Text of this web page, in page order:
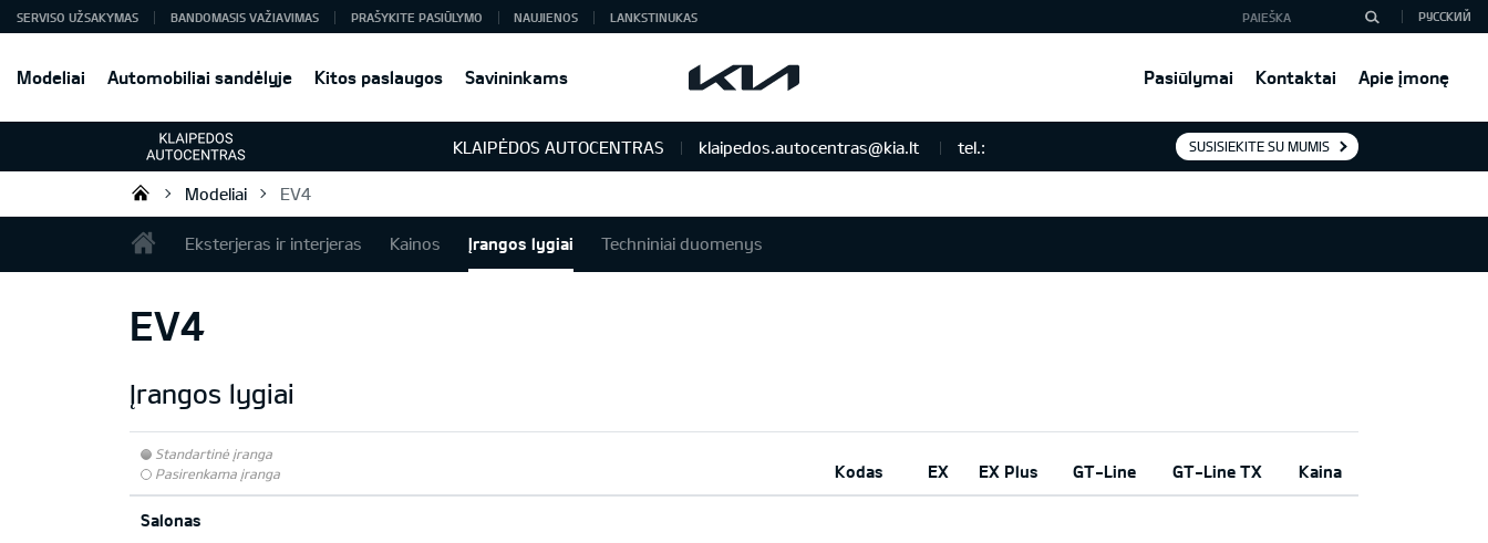
Modeliai Automobiliai sandėlyje Kitos paslaugos Savininkams Pasiūlymai Kontaktai Apie įmonę
SERVISO UŽSAKYMAS BANDOMASIS VAŽIAVIMAS PRAŠYKITE PASIŪLYMO NAUJIENOS LANKSTINUKAS РУССКИЙ
KLAIPĖDOS AUTOCENTRAS klaipedos.autocentras@kia.lt tel.: SUSISIEKITE SU MUMIS
Klaipėdos Autocentras
Modeliai EV4
Eksterjeras ir interjeras Kainos Įrangos lygiai Techniniai duomenys
EV4
Įrangos lygiai
Standartinė įranga
Pasirenkama įranga
Kodas EX EX Plus GT-Line GT-Line TX Kaina
Salonas